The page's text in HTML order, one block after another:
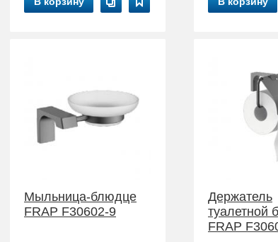
Мыльница-блюдце
FRAP F30602-9
Держатель
туалетной
FRAP